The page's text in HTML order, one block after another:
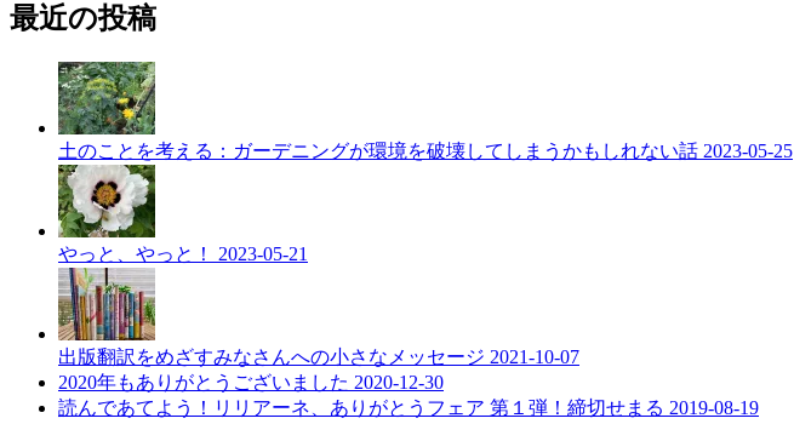
最近の投稿
土のことを考える：ガーデニングが環境を破壊してしまうかもしれない話 2023-05-25
やっと、やっと！ 2023-05-21
出版翻訳をめざすみなさんへの小さなメッセージ 2021-10-07
2020年もありがとうございました 2020-12-30
読んであてよう！リリアーネ、ありがとうフェア 第１弾！締切せまる 2019-08-19